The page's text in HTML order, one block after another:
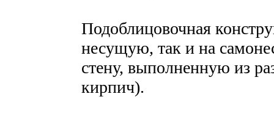
Подоблицовочная
несущую, так и на
стену, выполненную из
кирпич).